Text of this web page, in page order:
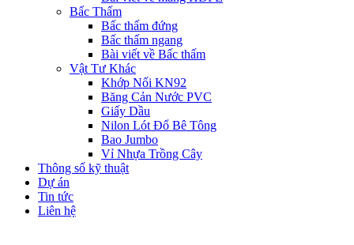
Bấc Thấm
Bấc thấm đứng
Bấc thấm ngang
Bài viết về Bấc thấm
Vật Tư Khác
Khớp Nối KN92
Băng Cản Nước PVC
Giấy Dầu
Nilon Lót Đổ Bê Tông
Bao Jumbo
Vỉ Nhựa Trồng Cây
Thông số kỹ thuật
Dự án
Tin tức
Liên hệ